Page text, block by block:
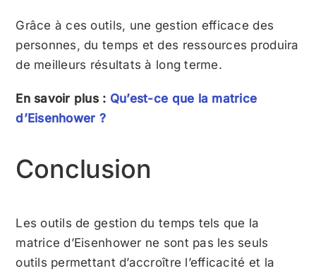
Grâce à ces outils, une gestion efficace des
personnes, du temps et des ressources produira
de meilleurs résultats à long terme.
En savoir plus : Qu’est-ce que la matrice
d’Eisenhower ?
Conclusion
Les outils de gestion du temps tels que la
matrice d’Eisenhower ne sont pas les seuls
outils permettant d’accroître l’efficacité et la